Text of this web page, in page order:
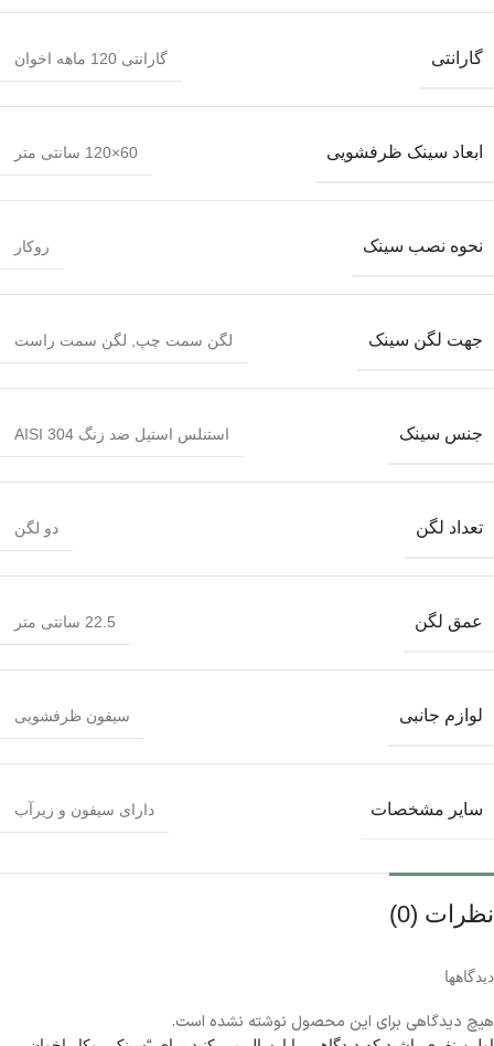
گارانتی گارانتی 120 ماهه اخوان
ابعاد سینک ظرفشویی 60×120 سانتی متر
نحوه نصب سینک روکار
جهت لگن سینک لگن سمت چپ لگن سمت راست
جنس سینک استنلس استیل ضد زنگ AISI 304
تعداد لگن دو لگن
عمق لگن 22.5 سانتی متر
لوازم جانبی سیفون ظرفشویی
سایر مشخصات دارای سیفون و زیرآب
نظرات (0)
دیدگاهها
هیچ دیدگاهی برای این محصول نوشته نشده است.